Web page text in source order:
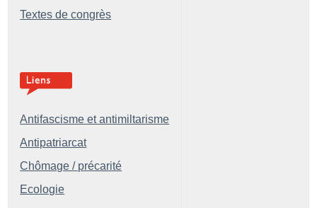
Textes de congrès
Antifascisme et antimiltarisme
Antipatriarcat
Chômage / précarité
Ecologie